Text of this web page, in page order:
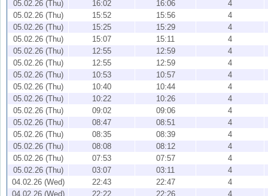
05.02.26 (Thu)
16:02 16:06
4
05.02.26 (Thu)
15:52 15:56
4
05.02.26 (Thu)
15:25 15:29
4
05.02.26 (Thu)
15:07 15:11
4
05.02.26 (Thu)
12:55 12:59
4
05.02.26 (Thu)
12:55 12:59
4
05.02.26 (Thu)
10:53 10:57
4
05.02.26 (Thu)
10:40 10:44
4
05.02.26 (Thu)
10:22 10:26
4
05.02.26 (Thu)
09:02 09:06
4
05.02.26 (Thu)
08:47 08:51
4
05.02.26 (Thu)
08:35 08:39
4
05.02.26 (Thu)
08:08 08:12
4
05.02.26 (Thu)
07:53 07:57
4
05.02.26 (Thu)
03:07 03:11
4
04.02.26 (Wed)
22:43 22:47
4
04.02.26 (Wed)
22:22 22:26
4